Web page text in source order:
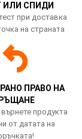
ИЛИ СПИДИ
при доставка
на страната
ПРАВО НА
продукта
от датата на